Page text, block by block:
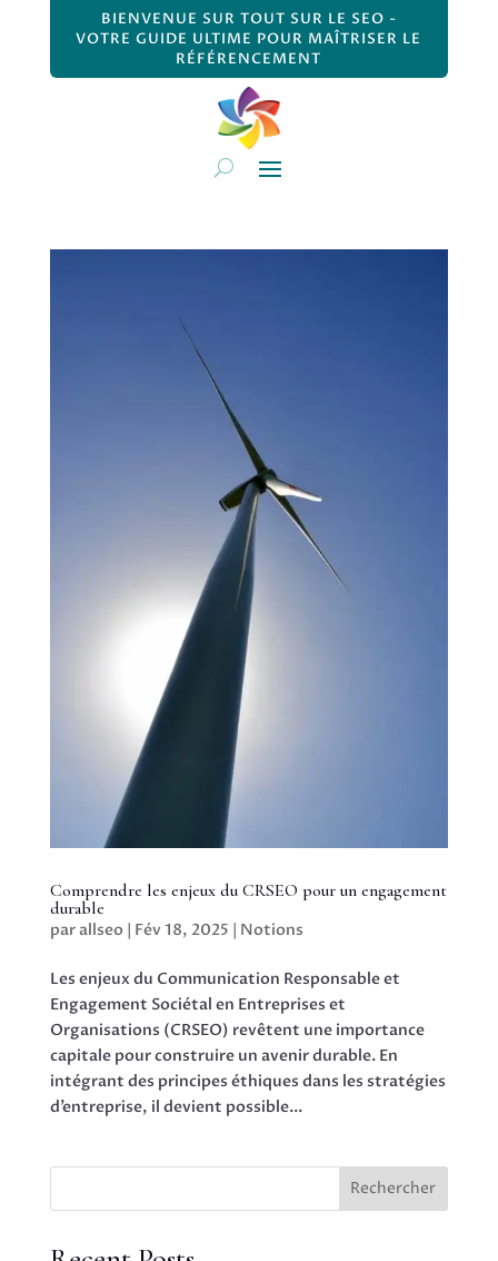
BIENVENUE SUR TOUT SUR LE SEO -
VOTRE GUIDE ULTIME POUR MAÎTRISER LE
RÉFÉRENCEMENT
Comprendre les enjeux du CRSEO pour un engagement
durable
parallseo| Fév 18, 2025 | Notions
Les enjeux du Communication Responsable et
Engagement Sociétal en Entreprises et
Organisations (CRSEO) revêtent une importance
capitale pour construire un avenir durable. En
intégrant des principes éthiques dans les stratégies
d’entreprise, il devient possible...
Rechercher